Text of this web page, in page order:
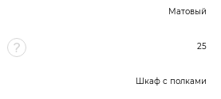
Матовый
25
Шкаф с полками